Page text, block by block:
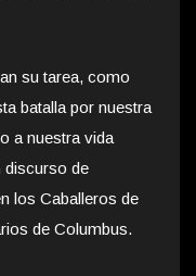
su tarea, como
batalla por nuestra
a nuestra vida
discurso de
los Caballeros de
de Columbus.